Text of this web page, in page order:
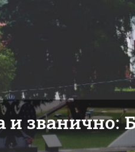
и званично: